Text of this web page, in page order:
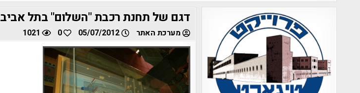
דגם של תחנת רכבת "השלום" בתל אביב
מערכת האתר 05/07/2012
0
1021